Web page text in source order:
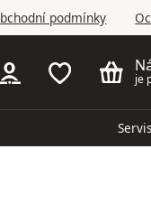
podmínky
je
Servis